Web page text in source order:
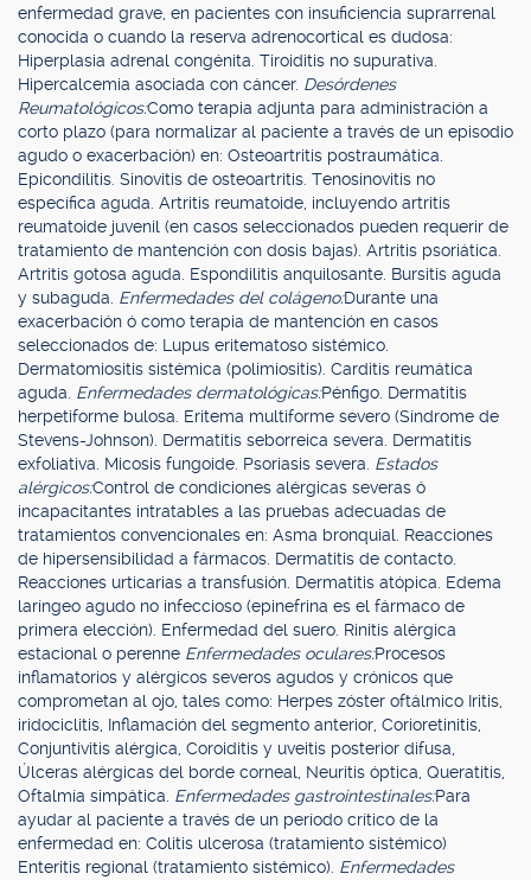
enfermedad grave, en pacientes con insuficiencia suprarrenal
conocida o cuando la reserva adrenocortical es dudosa:
Hiperplasia adrenal congénita. Tiroiditis no supurativa.
Hipercalcemia asociada con cáncer. Desórdenes
Reumatológicos:Como terapia adjunta para administración a
corto plazo (para normalizar al paciente a través de un episodio
agudo o exacerbación) en: Osteoartritis postraumática.
Epicondilitis. Sinovitis de osteoartritis. Tenosinovitis no
específica aguda. Artritis reumatoide, incluyendo artritis
reumatoide juvenil (en casos seleccionados pueden requerir de
tratamiento de mantención con dosis bajas). Artritis psoriática.
Artritis gotosa aguda. Espondilitis anquilosante. Bursitis aguda
y subaguda. Enfermedades del colágeno:Durante una
exacerbación ó como terapia de mantención en casos
seleccionados de: Lupus eritematoso sistémico.
Dermatomiositis sistémica (polimiositis). Carditis reumática
aguda. Enfermedades dermatológicas:Pénfigo. Dermatitis
herpetiforme bulosa. Eritema multiforme severo (Síndrome de
Stevens-Johnson). Dermatitis seborreica severa. Dermatitis
exfoliativa. Micosis fungoide. Psoriasis severa. Estados
alérgicos:Control de condiciones alérgicas severas ó
incapacitantes intratables a las pruebas adecuadas de
tratamientos convencionales en: Asma bronquial. Reacciones
de hipersensibilidad a fármacos. Dermatitis de contacto.
Reacciones urticarias a transfusión. Dermatitis atópica. Edema
laríngeo agudo no infeccioso (epinefrina es el fármaco de
primera elección). Enfermedad del suero. Rinitis alérgica
estacional o perenne Enfermedades oculares:Procesos
inflamatorios y alérgicos severos agudos y crónicos que
comprometan al ojo, tales como: Herpes zóster oftálmico Iritis,
iridociclitis, Inflamación del segmento anterior, Corioretinitis,
Conjuntivitis alérgica, Coroiditis y uveitis posterior difusa,
Úlceras alérgicas del borde corneal, Neuritis óptica, Queratitis,
Oftalmía simpática. Enfermedades gastrointestinales:Para
ayudar al paciente a través de un período crítico de la
enfermedad en: Colitis ulcerosa (tratamiento sistémico)
Enteritis regional (tratamiento sistémico). Enfermedades